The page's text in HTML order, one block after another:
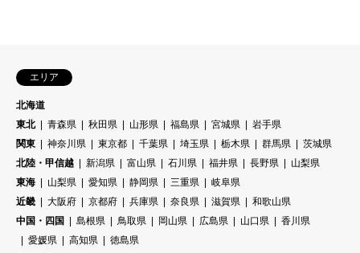
エリア
北海道
東北
青森県 秋田県 山形県 福島県 宮城県
岩手県
関東
神奈川県 東京都 千葉県 埼玉県 栃木県 群馬県
茨城県
北陸・甲信越
新潟県 富山県 石川県 福井県 長野県
山梨県
東海
山梨県 愛知県 静岡県 三重県
岐阜県
近畿
大阪府 京都府 兵庫県 奈良県 滋賀県
和歌山県
中国・四国
島根県 鳥取県 岡山県 広島県 山口県
香川県
愛媛県
高知県
徳島県